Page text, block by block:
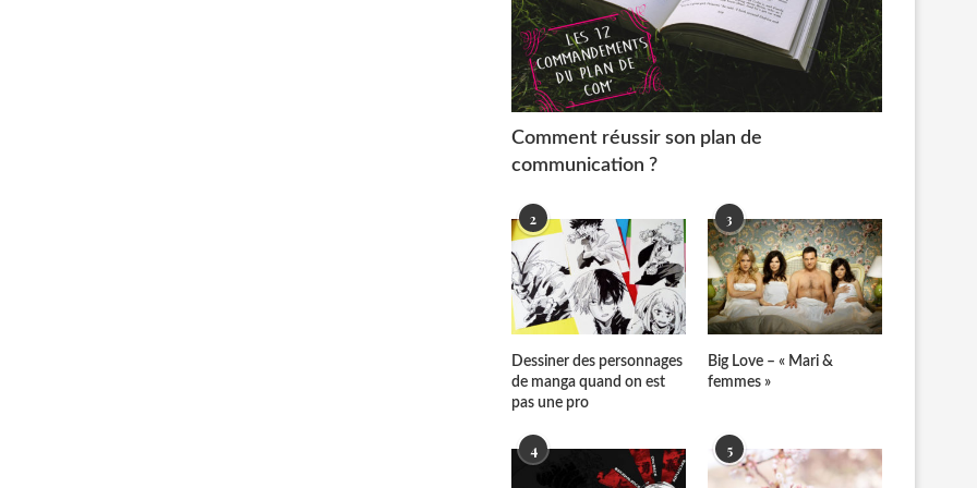
Comment réussir son plan de
communication ?
2
Dessiner des personnages
de manga quand on est
pas une pro
3
Big Love – « Mari &
femmes »
4 5